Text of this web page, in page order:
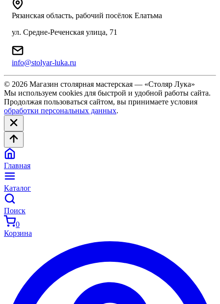
Рязанская область, рабочий посёлок Елатьма
ул. Средне-Реченская улица, 71
info@stolyar-luka.ru
© 2026 Магазин столярная мастерская — «Столяр Лука»
Мы используем cookies для быстрой и удобной работы сайта.
Продолжая пользоваться сайтом, вы принимаете условия
обработки персональных данных.
Главная
Каталог
Поиск
0
Корзина